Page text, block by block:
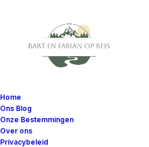
Home
Ons Blog
Onze Bestemmingen
Over ons
Privacybeleid